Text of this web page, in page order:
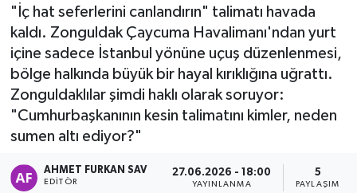
"İç hat seferlerini canlandırın" talimatı havada
kaldı. Zonguldak Çaycuma Havalimanı'ndan yurt
içine sadece İstanbul yönüne uçuş düzenlenmesi,
bölge halkında büyük bir hayal kırıklığına uğrattı.
Zonguldaklılar şimdi haklı olarak soruyor:
"Cumhurbaşkanının kesin talimatını kimler, neden
sumen altı ediyor?"
AHMET FURKAN SAV
EDITÖR
27.06.2026 - 18:00
YAYINLANMA
5
PAYLAŞIM
DEVREK
DÜZCE
EREĞLİ